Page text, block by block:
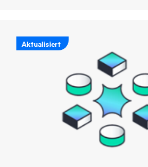
Aktualisiert